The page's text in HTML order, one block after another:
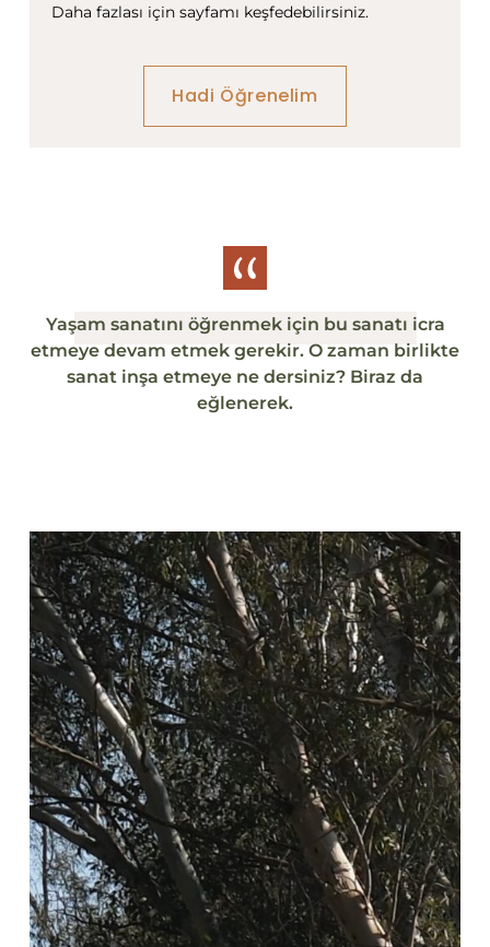
Daha fazlası için sayfamı keşfedebilirsiniz.
Hadi Öğrenelim
Yaşam sanatını öğrenmek için bu sanatı icra
etmeye devam etmek gerekir. O zaman birlikte
sanat inşa etmeye ne dersiniz? Biraz da
eğlenerek.